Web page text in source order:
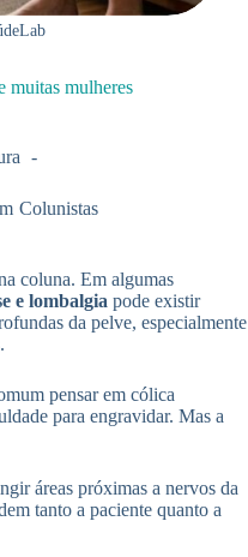
muitas mulheres
Colunistas
coluna. Em algumas
e lombalgia pode existir
da pelve, especialmente
pensar em cólica
para engravidar. Mas a
áreas próximas a nervos da
tanto a paciente quanto a